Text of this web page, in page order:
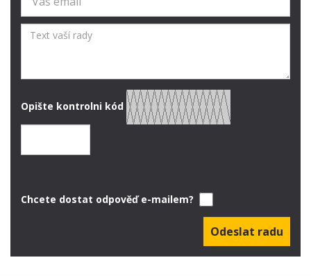
Opište kontrolni kód
Chcete dostat odpověď e-mailem?